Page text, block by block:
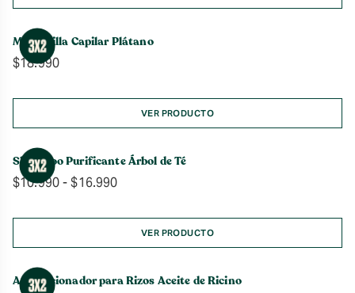
Mascarilla Capilar Plátano
$18.990
VER PRODUCTO
Shampoo Purificante Árbol de Té
$10.990- $16.990Rango
precios:
desde
$10.990
$16.990
VER PRODUCTO
Acondicionador para Rizos Aceite de Ricino